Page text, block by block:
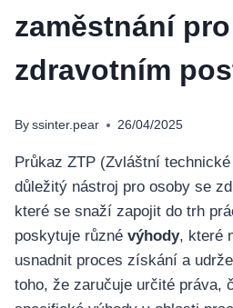
zaměstnání
zdravotním
By ssinter.pear 26/04/2025
Průkaz ZTP (Zvláštní
důležitý nástroj pro osoby se
které se snaží zapojit do trh
poskytuje různé výhody, které
usnadnit proces získání a
toho, že zaručuje určité práva,